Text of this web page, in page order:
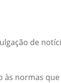
de
normas